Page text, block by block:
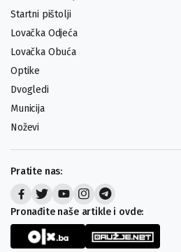
Startni pištolji
Lovačka Odjeća
Lovačka Obuća
Optike
Dvogledi
Municija
Noževi
Pratite nas:
Pronađite naše artikle i ovde: